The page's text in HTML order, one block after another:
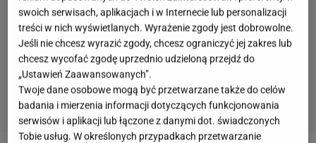
swoich serwisach, aplikacjach i w Internecie lub personalizacji
treści w nich wyświetlanych. Wyrażenie zgody jest dobrowolne.
Jeśli nie chcesz wyrazić zgody, chcesz ograniczyć jej zakres lub
chcesz wycofać zgodę uprzednio udzieloną przejdź do
„Ustawień Zaawansowanych”.
Twoje dane osobowe mogą być przetwarzane także do celów
badania i mierzenia informacji dotyczących funkcjonowania
serwisów i aplikacji lub łączone z danymi dot. świadczonych
Tobie usług. W określonych przypadkach przetwarzanie